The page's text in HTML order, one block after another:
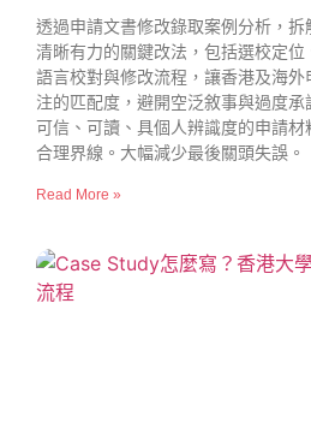
透過申請文書修改錄取案例分析，拆
清晰有力的關鍵改法，包括選校定位
語言校對與修改流程，讓香港及海外
注的匹配度，避開空泛敘事與過度
可信、可讀、具個人辨識度的申請
合理界線。大幅減少最後關頭失誤。
Read More »